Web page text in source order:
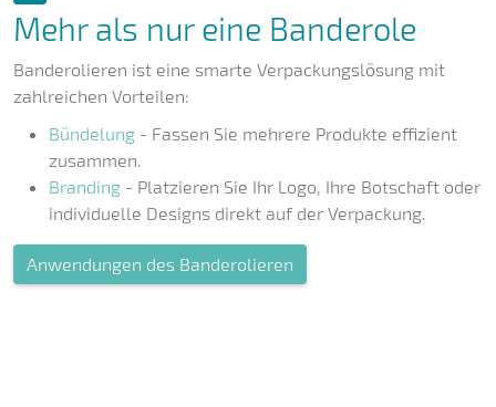
Mehr als nur eine Banderole
Banderolieren ist eine smarte Verpackungslösung mit
zahlreichen Vorteilen:
Bündelung - Fassen Sie mehrere Produkte effizient
zusammen.
Branding - Platzieren Sie Ihr Logo, Ihre Botschaft oder
individuelle Designs direkt auf der Verpackung.
Anwendungen des Banderolieren